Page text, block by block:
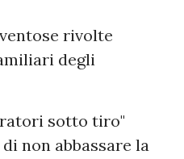
rivolte
degli
sotto tiro"
non abbassare la